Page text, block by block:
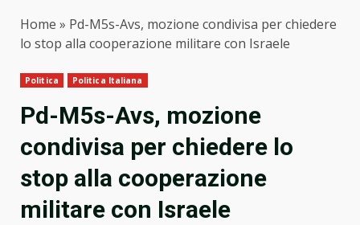
Home » Pd-M5s-Avs, mozione condivisa per chiedere
lo stop alla cooperazione militare con Israele
Politica Politica Italiana
Pd-M5s-Avs, mozione
condivisa per chiedere lo
stop alla cooperazione
militare con Israele